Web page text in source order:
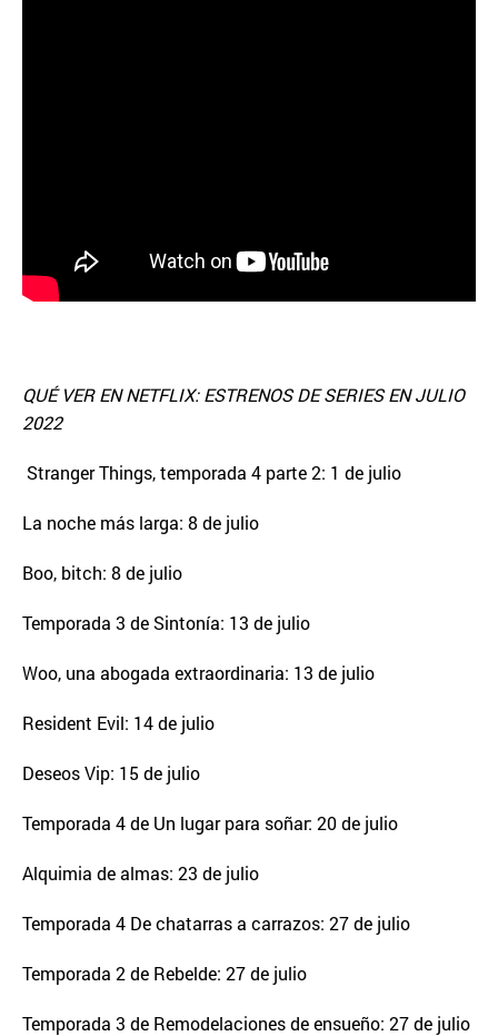
QUÉ VER EN NETFLIX: ESTRENOS DE SERIES EN JULIO
2022
Stranger Things, temporada 4 parte 2: 1 de julio
La noche más larga: 8 de julio
Boo, bitch: 8 de julio
Temporada 3 de Sintonía: 13 de julio
Woo, una abogada extraordinaria: 13 de julio
Resident Evil: 14 de julio
Deseos Vip: 15 de julio
Temporada 4 de Un lugar para soñar: 20 de julio
Alquimia de almas: 23 de julio
Temporada 4 De chatarras a carrazos: 27 de julio
Temporada 2 de Rebelde: 27 de julio
Temporada 3 de Remodelaciones de ensueño: 27 de julio